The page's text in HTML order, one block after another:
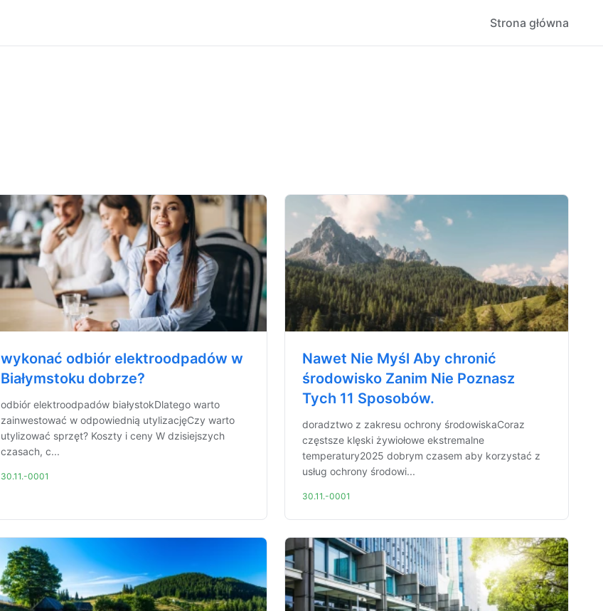
Strona główna
wykonać odbiór elektroodpadów w
Białymstoku dobrze?
odbiór elektroodpadów białystokDlatego warto
zainwestować w odpowiednią utylizacjęCzy warto
utylizować sprzęt? Koszty i ceny W dzisiejszych
czasach, c...
30.11.-0001
Nawet Nie Myśl Aby chronić
środowisko Zanim Nie Poznasz
Tych 11 Sposobów.
doradztwo z zakresu ochrony środowiskaCoraz
częstsze klęski żywiołowe ekstremalne
temperatury2025 dobrym czasem aby korzystać z
usług ochrony środowi...
30.11.-0001